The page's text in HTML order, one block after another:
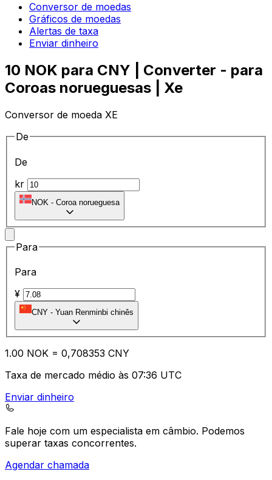
Conversor de moedas
Gráficos de moedas
Alertas de taxa
Enviar dinheiro
10 NOK para CNY | Converter - para
Coroas norueguesas | Xe
Conversor de moeda XE
De
De
kr
NOK - Coroa norueguesa
Para
Para
¥
CNY - Yuan Renminbi chinês
1.00 NOK = 0,708353 CNY
Taxa de mercado médio às 07:36 UTC
Enviar dinheiro
Fale hoje com um especialista em câmbio. Podemos
superar taxas concorrentes.
Agendar chamada